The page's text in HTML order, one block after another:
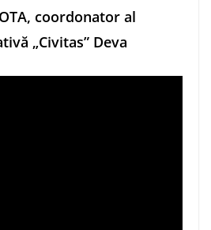
coordonator al
„Civitas” Deva